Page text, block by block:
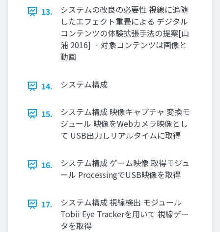
13.
システムの改良の必要性 視線に追随
したエフェクト重畳による デジタル
コンテンツの体験拡張手法の提案[山
浦 2016] ‐対象コンテンツは画像と
動画
14. システム構成
15.
システム構成 映像キャプチャ 変換モ
ジュール 映像をWebカメラ映像とし
て USB出力しリアルタイムに取得
16.
システム構成 ゲーム映像 取得モジュ
ール ProcessingでUSB映像を取得
17.
システム構成 視線検出 モジュール
Tobii Eye Trackerを用いて 視線デー
タを取得